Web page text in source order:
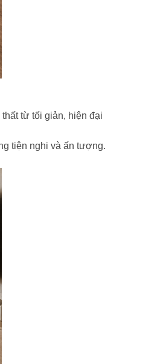
từ tối giản, hiện đại
tiện nghi và ấn tượng.